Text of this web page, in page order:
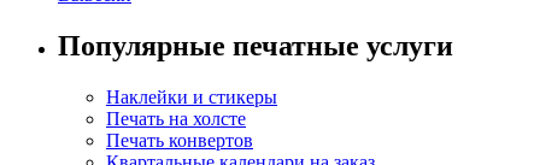
Популярные печатные услуги
Наклейки и стикеры
Печать на холсте
Печать конвертов